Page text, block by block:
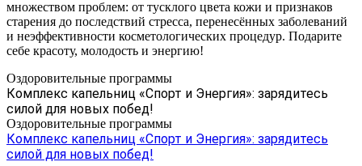
множеством проблем: от тусклого цвета кожи и признаков
старения до последствий стресса, перенесённых заболеваний
и неэффективности косметологических процедур. Подарите
себе красоту, молодость и энергию!
Оздоровительные программы
Комплекс капельниц «Спорт и Энергия»: зарядитесь
силой для новых побед!
Оздоровительные программы
Комплекс капельниц «Спорт и Энергия»: зарядитесь
силой для новых побед!